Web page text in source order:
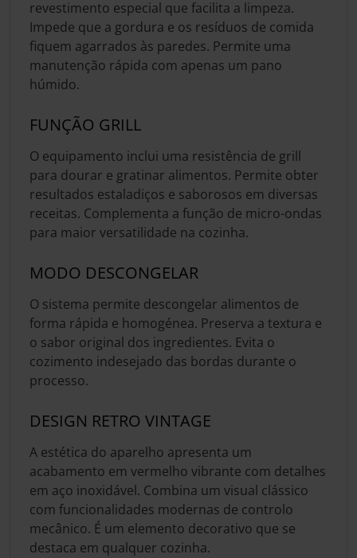
revestimento especial que facilita a limpeza.
Impede que a gordura e os resíduos de comida
fiquem agarrados às paredes. Permite uma
manutenção rápida com apenas um pano
húmido.
FUNÇÃO GRILL
O equipamento inclui uma resistência de grill
para dourar e gratinar alimentos. Permite obter
resultados estaladiços e saborosos em diversas
receitas. Complementa a função de micro-ondas
para maior versatilidade na cozinha.
MODO DESCONGELAR
O sistema permite descongelar alimentos de
forma rápida e homogénea. Preserva a textura e
o sabor original dos ingredientes. Evita o
cozimento indesejado das bordas durante o
processo.
DESIGN RETRO VINTAGE
A estética do aparelho apresenta um
acabamento em vermelho vibrante com detalhes
em aço inoxidável. Combina um visual clássico
com funcionalidades modernas de controlo
mecânico. É um elemento decorativo que se
destaca em qualquer cozinha.